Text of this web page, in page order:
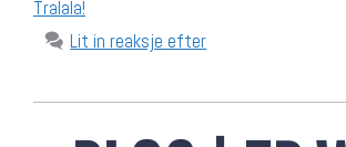
Tralala!
Lit in reaksje efter